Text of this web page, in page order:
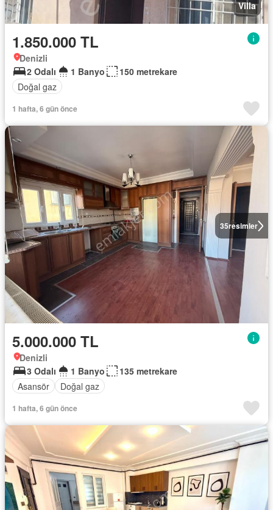
Villa
1.850.000 TL
Denizli
2 Odalı
1 Banyo
150 metrekare
Doğal gaz
1 hafta, 6 gün önce
35resimler
5.000.000 TL
Denizli
3 Odalı
1 Banyo
135 metrekare
Asansör
Doğal gaz
1 hafta, 6 gün önce